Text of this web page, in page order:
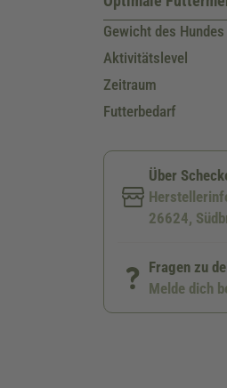
Gewicht des Hundes
Aktivitätslevel
Zeitraum
Futterbedarf
Über
26624,
Fragen zu
Melde dich